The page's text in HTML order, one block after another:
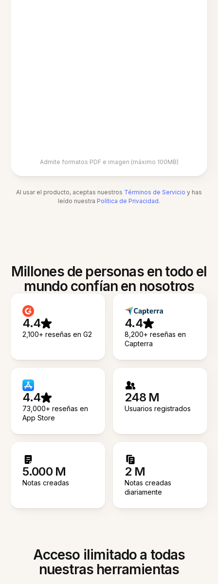
Admite formatos PDF e imagen (máximo 100MB)
Al usar el producto, aceptas nuestros Términos de Servicio y has
leído nuestra Política de Privacidad.
Millones de personas en todo el
mundo confían en nosotros
4.4
2,100+ reseñas en G2
4.4
8,200+ reseñas en
Capterra
4.4
73,000+ reseñas en
App Store
248 M
Usuarios registrados
5.000 M
Notas creadas
2 M
Notas creadas
diariamente
Acceso ilimitado a todas
nuestras herramientas